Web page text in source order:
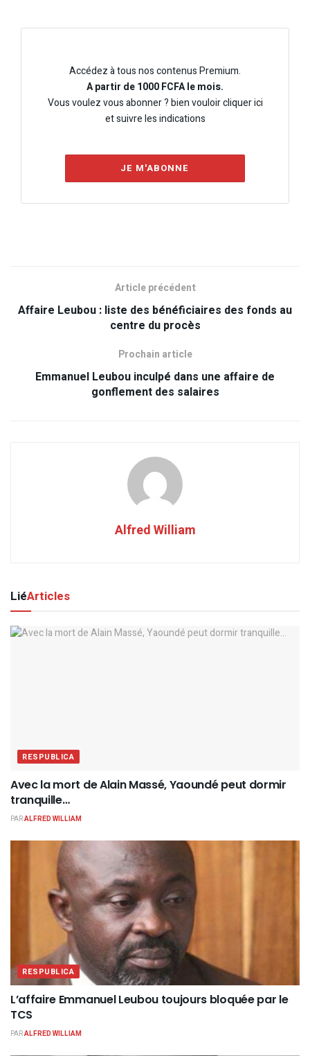
Accédez à tous nos contenus Premium.
A partir de 1000 FCFA le mois.
Vous voulez vous abonner ? bien vouloir cliquer ici
et suivre les indications
JE M'ABONNE
Article précédent
Affaire Leubou : liste des bénéficiaires des fonds au
centre du procès
Prochain article
Emmanuel Leubou inculpé dans une affaire de
gonflement des salaires
Alfred William
LiéArticles
RESPUBLICA
Avec la mort de Alain Massé, Yaoundé peut dormir
tranquille…
PARALFRED WILLIAM
RESPUBLICA
L’affaire Emmanuel Leubou toujours bloquée par le
TCS
PARALFRED WILLIAM